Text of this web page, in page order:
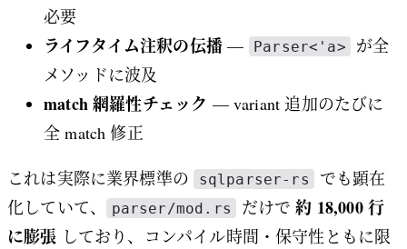
必要
ライフタイム注釈の伝播— Parser<'a>
が全
メソッドに波及
match 網羅性チェック — variant 追加のたびに
全 match 修正
これは実際に業界標準の sqlparser-rs
でも顕在
化していて、
parser/mod.rs だけで約 18,000 行
に膨張 しており、コンパイル時間・保守性ともに限